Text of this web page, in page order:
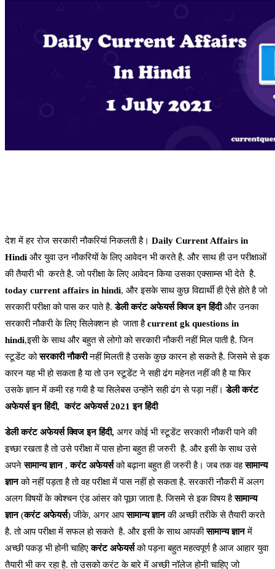
देश में हर रोज सरकारी नौकरियां निकलती है। Daily Current Affairs in
Hindi और युवा उन नौकरियों के लिए आवेदन भी करते है. और साथ ही उन परीक्षाओं
की तैयारी भी करते है. जो परीक्षा के लिए आवेदन किया उसका एक्साम्स भी देते है.
today current affairs in hindi, और इसके साथ कुछ विद्यार्थी ही ऐसे होते है जो
सरकारी परीक्षा को पास कर पाते है. डेली करंट अफेयर्स क्विज इन हिंदीऔर उनका
सरकारी नौकरी के लिए सिलेक्शन हो जाता हैcurrent gk questions in
hindi,इसी के साथ और बहुत से लोगो को सरकारी नौकरी नहीं मिल पाती है. जिन
स्टूडेंट कोसरकारी नौकरीनहीं मिलती है उसके कुछ कारन हो सकते है. जिसमे से इक
कारन यह भी हो सकता है या तो उन स्टूडेंट ने सही ढंग महेनत नहीं की है या फिर
उसके ज्ञान में कमी रह गयी है या सिलेबस उन्होंने सही ढंग से पड़ा नहीं।डेली करंट
अफेयर्स इन हिंदी, करंट अफेयर्स 2021 इन हिंदी
डेली करंट अफेयर्स क्विज इन हिंदी, अगर कोई भी स्टूडेंट सरकारी नौकरी पाने की
इच्छा रखता है तो उसे परीक्षा में पास होना बहुत ही जरुरी है. और इसी के साथ उसे
अपनेसामान्य ज्ञान,करंट अफेयर्सको बढ़ाना बहुत ही जरुरी है। जब तक वहसामान्य
ज्ञानको नहीं पड़ता है तो वह परीक्षा में पास नहीं हो सकता है. सरकारी नौकरी में अलग
अलग विषयों के क्वेश्चन एंड आंसर को पूछा जाता है. जिसमे से इक विषय हैसामान्य
ज्ञान(करंट अफेयर्स) जीके, अगर आपसामान्य ज्ञानकी अच्छी तरीके से तैयारी करते
है. तो आप परीक्षा में सफल हो सकते है. और इसी के साथ आपकीसामान्य ज्ञानमें
अच्छी पकड़ भी होनी चाहिएकरंट अफेयर्सको पड़ना बहुत महत्वपूर्ण है आज आहार युवा
तैयारी भी कर रहा है. तो उसको करंट के बारे में अच्छी नॉलेज होनी चाहिए जो